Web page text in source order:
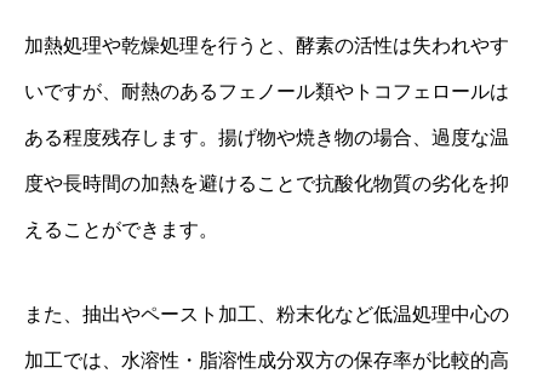
加熱処理や乾燥処理を行うと、酵素の活性は失われやす
いですが、耐熱のあるフェノール類やトコフェロールは
ある程度残存します。揚げ物や焼き物の場合、過度な温
度や長時間の加熱を避けることで抗酸化物質の劣化を抑
えることができます。
また、抽出やペースト加工、粉末化など低温処理中心の
加工では、水溶性・脂溶性成分双方の保存率が比較的高